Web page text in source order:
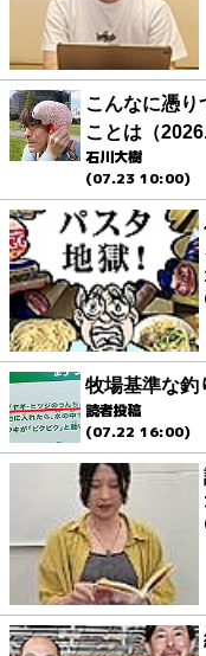
こんなに憑り
ことは（
石川大樹
(07.23 10:00)
牧場基準な釣
読者投稿
(07.22 16:00)